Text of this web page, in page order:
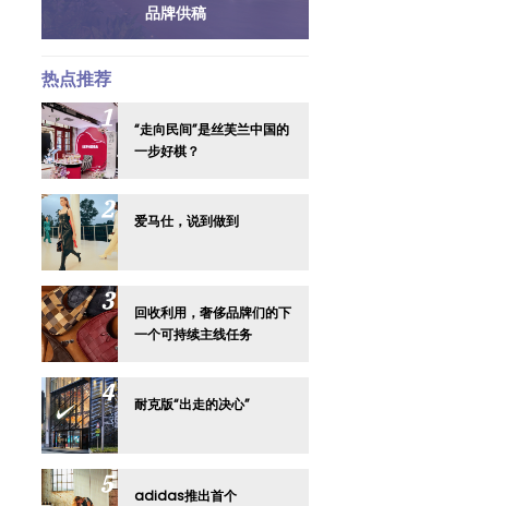
品牌供稿
热点推荐
“走向民间”是丝芙兰中国的
一步好棋？
爱马仕，说到做到
回收利用，奢侈品牌们的下
一个可持续主线任务
耐克版“出走的决心”
adidas推出首个